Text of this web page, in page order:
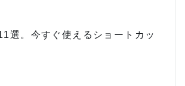
選。今すぐ使えるショートカッ